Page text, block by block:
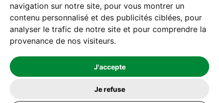
navigation sur notre site, pour vous montrer un
contenu personnalisé et des publicités ciblées, pour
analyser le trafic de notre site et pour comprendre la
provenance de nos visiteurs.
J'accepte
Je refuse
Nos structures
Nous contacter
2026 -© Les Editions l'Harmattan. Tous droits réservés - Site réalisé par